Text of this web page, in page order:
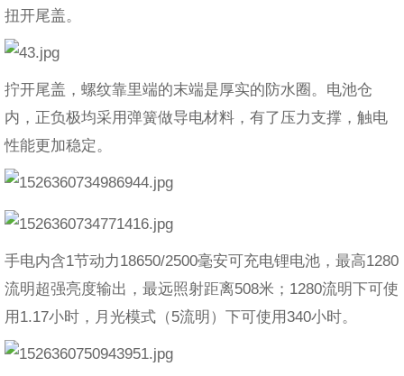
扭开尾盖。
拧开尾盖，螺纹靠里端的末端是厚实的防水圈。电池仓
内，正负极均采用弹簧做导电材料，有了压力支撑，触电
性能更加稳定。
手电内含1节动力18650/2500毫安可充电锂电池，最高1280
流明超强亮度输出，最远照射距离508米；1280流明下可使
用1.17小时，月光模式（5流明）下可使用340小时。